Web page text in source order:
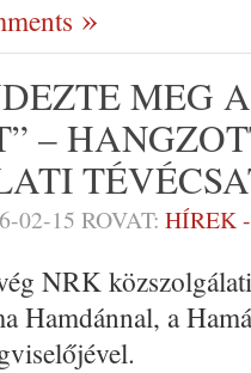
MEG
–
02-15 ROVAT: HÍREK
NRK
Hamdánnal, a